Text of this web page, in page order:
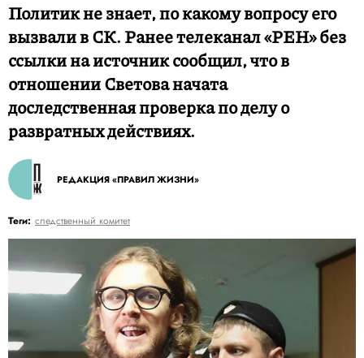
Политик не знает, по какому вопросу его
вызвали в СК. Ранее телеканал «РЕН» без
ссылки на источник сообщил, что в
отношении Светова начата
доследственная проверка по делу о
развратных действиях.
РЕДАКЦИЯ «ПРАВИЛ ЖИЗНИ»
Теги: следственный комитет